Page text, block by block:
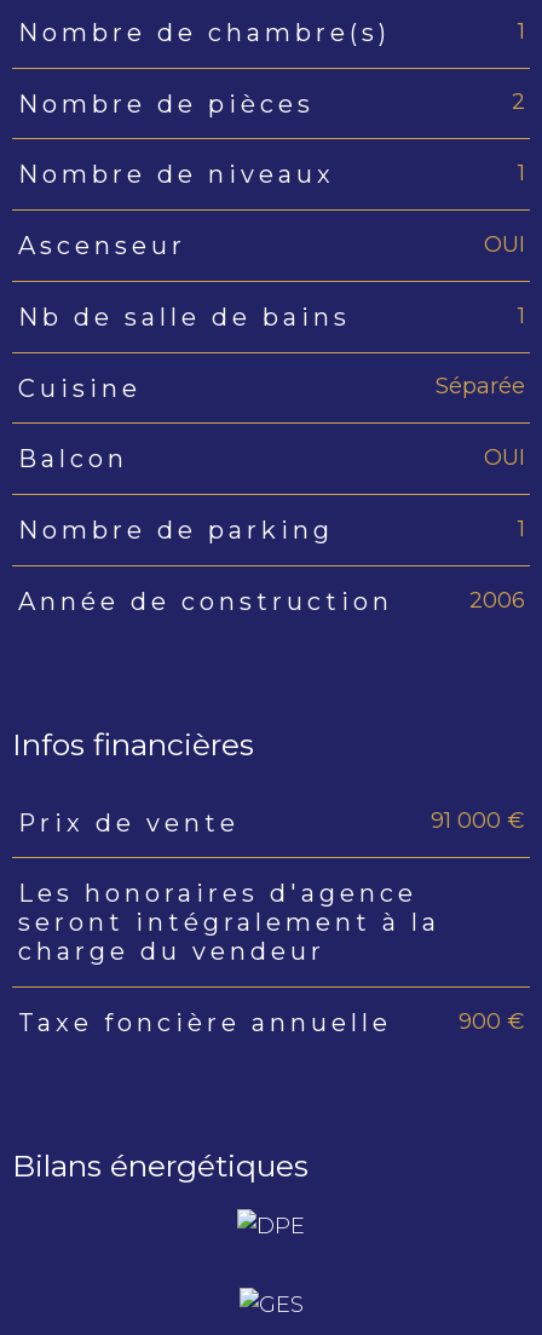
Nombre de chambre(s) 1
Nombre de pièces 2
Nombre de niveaux 1
Ascenseur OUI
Nb de salle de bains 1
Cuisine Séparée
Balcon OUI
Nombre de parking 1
Année de construction 2006
Infos financières
Caractéristiques Valeurs
Prix de vente 91 000 €
Les honoraires d'agence
seront intégralement à la
charge du vendeur
Taxe foncière annuelle 900 €
Bilans énergétiques